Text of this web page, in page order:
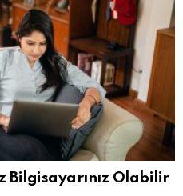
Bilgisayarınız Olabilir